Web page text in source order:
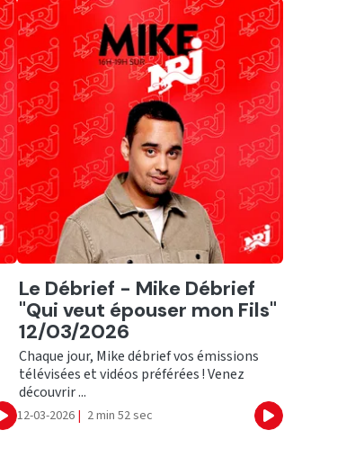
Ecouter
Ecouter
Le Débrief - Mike Débrief
"Qui veut épouser mon Fils"
12/03/2026
Chaque jour, Mike débrief vos émissions
télévisées et vidéos préférées ! Venez
découvrir ...
12-03-2026 | 2 min 52 sec Ecouter